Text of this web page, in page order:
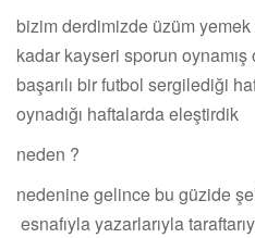
bizim derdimizde üzüm
kadar kayseri sporun
başarılı bir futbol sergilediği
oynadığı haftalarda eleştirdik
neden ?
nedenine gelince bu güzide
esnafıyla yazarlarıyla